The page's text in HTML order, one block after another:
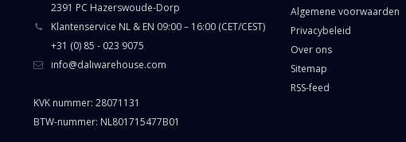
2391 PC Hazerswoude-Dorp
Klantenservice NL & EN 09:00 – 16:00 (CET/CEST)
+31 (0) 85 - 023 9075
info@daliwarehouse.com
KVK nummer: 28071131
BTW-nummer: NL801715477B01
Algemene voorwaarden
Privacybeleid
Over ons
Sitemap
RSS-feed